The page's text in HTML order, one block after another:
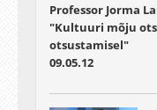
Professor Jorma
"Kultuuri mõju
otsustamisel"
09.05.12